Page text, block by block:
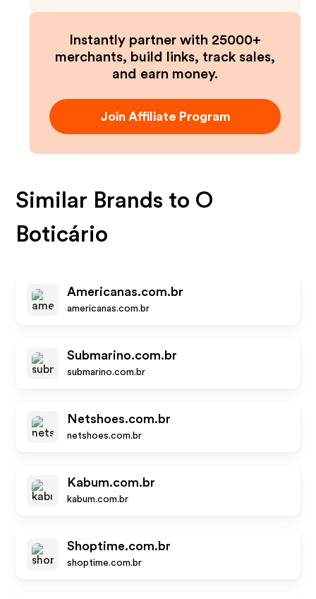
Instantly partner with 25000+
merchants, build links, track sales,
and earn money.
Join Affiliate Program
Similar Brands to O
Boticário
Americanas.com.br
americanas.com.br
Submarino.com.br
submarino.com.br
Netshoes.com.br
netshoes.com.br
Kabum.com.br
kabum.com.br
Shoptime.com.br
shoptime.com.br